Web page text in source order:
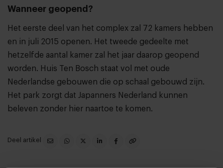
Wanneer geopend?
Het eerste deel van het complex zal 72 kamers hebben
en in juli 2015 openen. Het tweede gedeelte met
hetzelfde aantal kamer zal het jaar daarop geopend
worden. Huis Ten Bosch staat vol met oude
Nederlandse gebouwen die op schaal gebouwd zijn.
Het park zorgt dat Japanners Nederland kunnen
beleven zonder hier naartoe te komen.
Deel artikel